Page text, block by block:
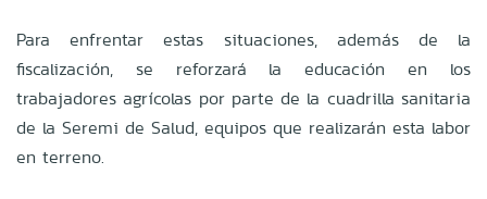
Para enfrentar estas situaciones, además de la
fiscalización, se reforzará la educación en los
trabajadores agrícolas por parte de la cuadrilla sanitaria
de la Seremi de Salud, equipos que realizarán esta labor
en terreno.